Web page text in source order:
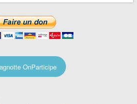
OnParticipe